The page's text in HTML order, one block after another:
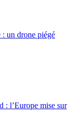
un drone piégé
: l’Europe mise sur